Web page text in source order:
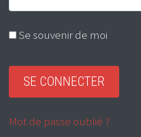
Se souvenir de moi
Mot de passe oublié ?